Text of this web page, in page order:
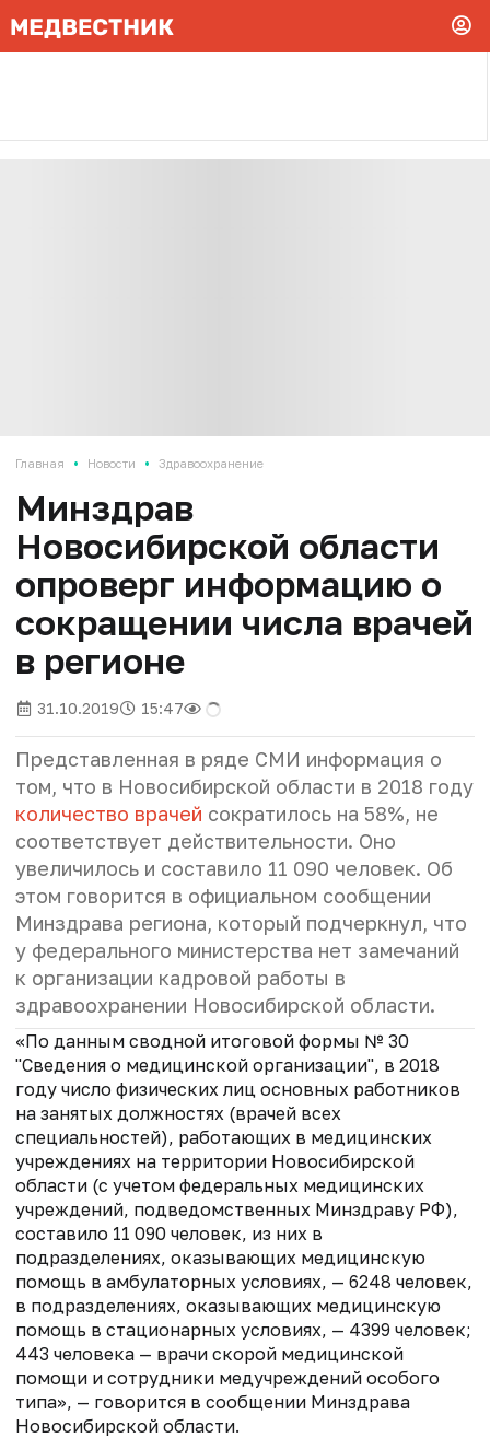
Главная • Новости • Здравоохранение
Минздрав
Новосибирской области
опроверг информацию о
сокращении числа врачей
в регионе
31.10.2019 15:47
Представленная в ряде СМИ информация о
том, что в Новосибирской области в 2018 году
количество врачей сократилось на 58%, не
соответствует действительности. Оно
увеличилось и составило 11 090 человек. Об
этом говорится в официальном сообщении
Минздрава региона, который подчеркнул, что
у федерального министерства нет замечаний
к организации кадровой работы в
здравоохранении Новосибирской области.
«По данным сводной итоговой формы № 30
"Сведения о медицинской организации", в 2018
году число физических лиц основных работников
на занятых должностях (врачей всех
специальностей), работающих в медицинских
учреждениях на территории Новосибирской
области (с учетом федеральных медицинских
учреждений, подведомственных Минздраву РФ),
составило 11 090 человек, из них в
подразделениях, оказывающих медицинскую
помощь в амбулаторных условиях, — 6248 человек,
в подразделениях, оказывающих медицинскую
помощь в стационарных условиях, — 4399 человек;
443 человека — врачи скорой медицинской
помощи и сотрудники медучреждений особого
типа», — говорится в сообщении Минздрава
Новосибирской области.